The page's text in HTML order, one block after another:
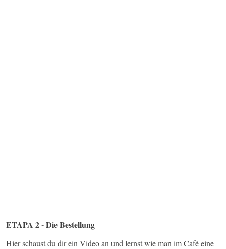
ETAPA 2 - Die Bestellung
Hier schaust du dir ein Video an und lernst wie man im Café eine